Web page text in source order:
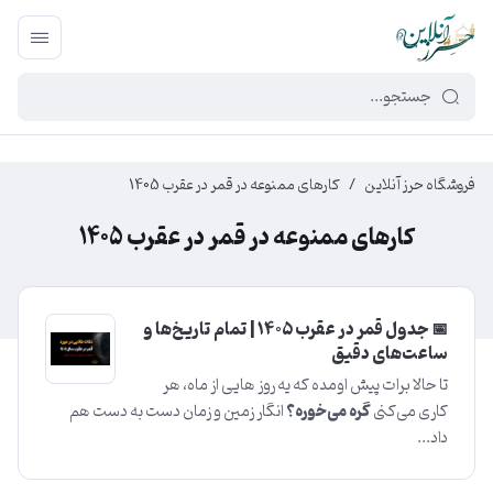
449f43cf-3da2-4422-bb12-2566cb5b8b05
فروشگاه حرز آنلاین / کارهای ممنوعه در قمر در عقرب 1405
کارهای ممنوعه در قمر در عقرب 1405
📅 جدول قمر در عقرب ۱۴۰۵ | تمام تاریخ‌ها و
ساعت‌های دقیق
تا حالا برات پیش اومده که یه روز هایی از ماه، هر
کاری می‌کنیگره می‌خوره؟انگار زمین و زمان دست به دست هم
داد...